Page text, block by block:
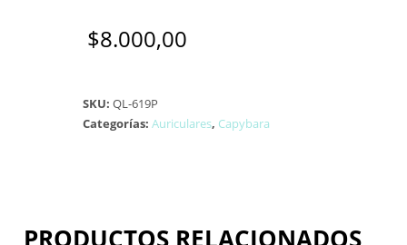
$8.000,00
SKU:QL-619P
Categorías:Auriculares, Capybara